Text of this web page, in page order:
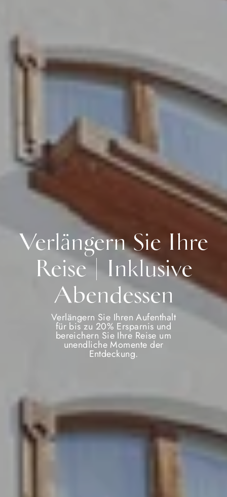
Verlängern Sie Ihre
Reise | Inklusive
Abendessen
Verlängern Sie Ihren Aufenthalt
für bis zu 20% Ersparnis und
bereichern Sie Ihre Reise um
unendliche Momente der
Entdeckung.